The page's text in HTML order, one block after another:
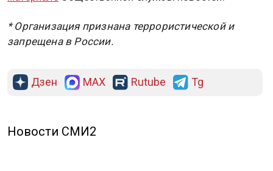
* Организация признана террористической и
запрещена в России.
Дзен MAX Rutube Tg
Новости СМИ2